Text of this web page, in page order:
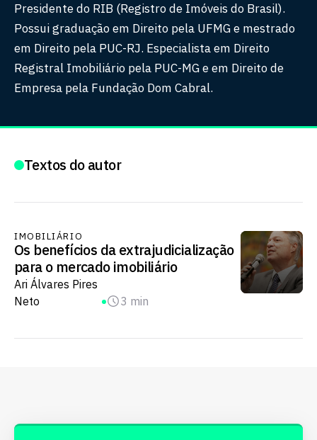
Presidente do RIB (Registro de Imóveis do Brasil).
Possui graduação em Direito pela UFMG e mestrado
em Direito pela PUC-RJ. Especialista em Direito
Registral Imobiliário pela PUC-MG e em Direito de
Empresa pela Fundação Dom Cabral.
Textos do autor
IMOBILIÁRIO
Os benefícios da extrajudicialização
para o mercado imobiliário
Ari Álvares Pires
Neto
3 min